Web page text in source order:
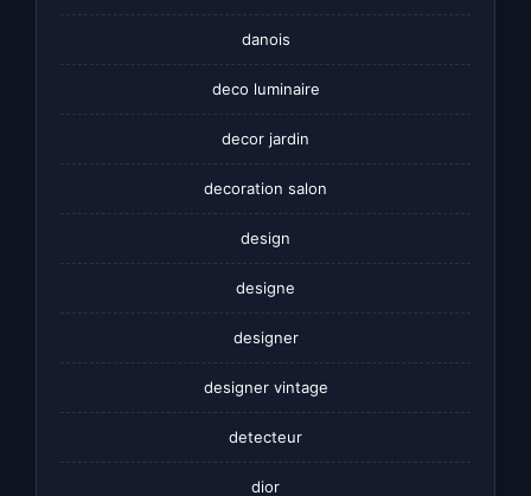
danois
deco luminaire
decor jardin
decoration salon
design
designe
designer
designer vintage
detecteur
dior